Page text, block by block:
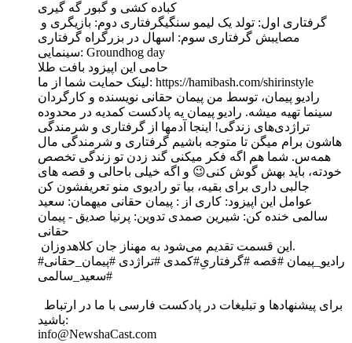
مصايبش گرفتاری سوم: اسهال در بزرگراه گرفتاری
سینمایی: Groundhog day
حامی این اپیزود بافت طلا
لینک حمایت شما از ما: https://hamibash.com/shirinstyle
راديو پیمان،‌ توسط من پیمان حقانی نویسنده و کارگردان
سینما تهیه میشه. رادیو پیمان یه پادکست کمدیه در محدوده
تراژدی‌های زندگی! اینجا آدمها از گرفتاری و شرمندگی
هاشون برام میگن تا متوجه باشیم گرفتاری و شرمندگی مال
همه‌س. شما هم اگه فکر میکنی گند زدن تو زندگی تخصص
خودته، باید بهش گوش کنی😉 و اگه خیلی باحالی و قصه های
عوامل این اپیزود: کاری از : پیمان حقانی میهمان: سعید
سالمی خنده کن: شیرین صمدی تدوین: پرنیا صدیق - پیمان
حقانی
این قسمت تقدیم می‌شود به مهناز جان کلاهدوزان.
#رادیو_پیمان #قصه #گرفتاری‌ِ#کمدی #تراژدی #پیمان_حقانی
باشید:
info@NewshaCast.com